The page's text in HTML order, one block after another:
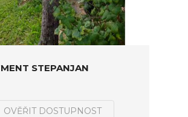
STEPANJAN
OVĚŘIT DOSTUPNOST